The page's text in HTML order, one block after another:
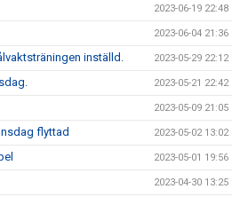
2023-06-19 22:48
2023-06-04 21:36
inställd. 2023-05-29 22:12
2023-05-21 22:42
2023-05-09 21:05
flyttad 2023-05-02 13:02
2023-05-01 19:56
2023-04-30 13:25